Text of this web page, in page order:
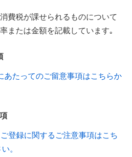
費税が課せられるものについて
または金額を記載しています｡
あたってのご留意事項はこちらか
登録に関するご注意事項はこち
。